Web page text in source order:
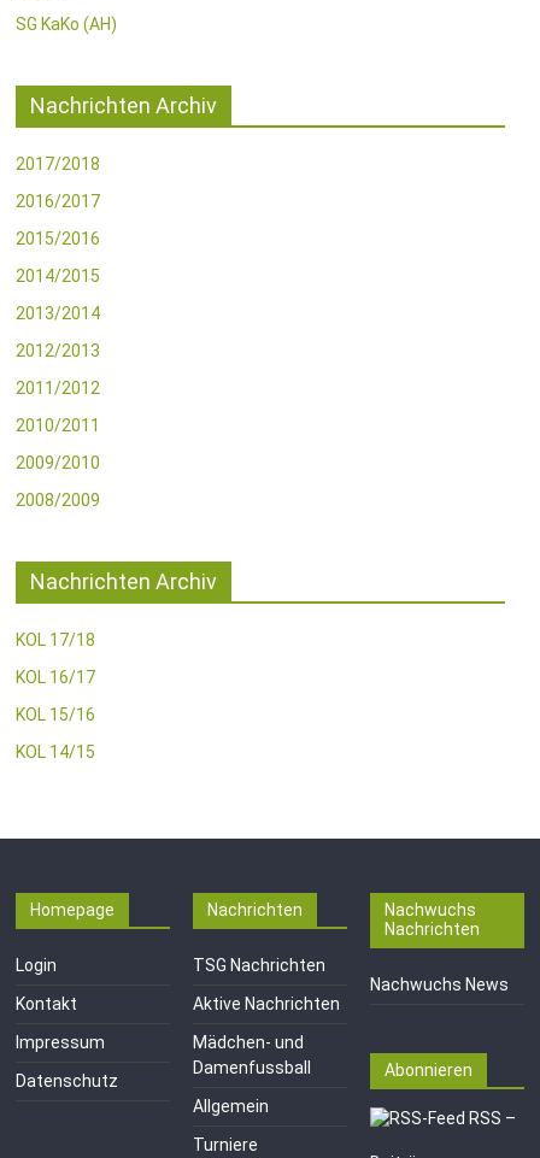
SG KaKo (AH)
Nachrichten Archiv
2017/2018
2016/2017
2015/2016
2014/2015
2013/2014
2012/2013
2011/2012
2010/2011
2009/2010
2008/2009
Nachrichten Archiv
KOL 17/18
KOL 16/17
KOL 15/16
KOL 14/15
Homepage
Login
Kontakt
Impressum
Datenschutz
Nachrichten
TSG Nachrichten
Aktive Nachrichten
Mädchen- und
Damenfussball
Allgemein
Turniere
Nachwuchs
Nachrichten
Nachwuchs News
Abonnieren
RSS –